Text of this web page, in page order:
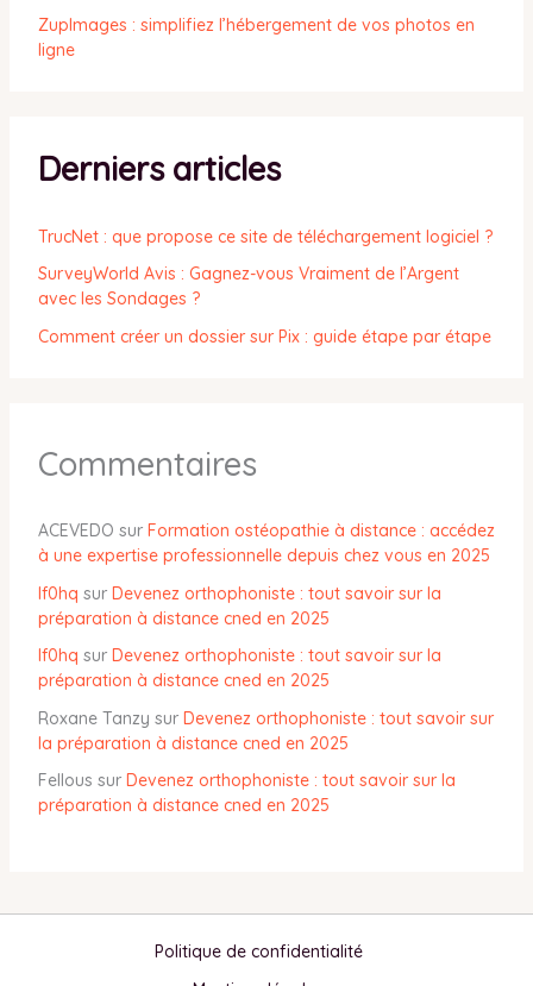
ZupImages : simplifiez l’hébergement de vos photos en
ligne
Derniers articles
TrucNet : que propose ce site de téléchargement logiciel ?
SurveyWorld Avis : Gagnez-vous Vraiment de l’Argent
avec les Sondages ?
Comment créer un dossier sur Pix : guide étape par étape
Commentaires
ACEVEDO sur Formation ostéopathie à distance : accédez
à une expertise professionnelle depuis chez vous en 2025
lf0hq sur Devenez orthophoniste : tout savoir sur la
préparation à distance cned en 2025
lf0hq sur Devenez orthophoniste : tout savoir sur la
préparation à distance cned en 2025
Roxane Tanzy sur Devenez orthophoniste : tout savoir sur
la préparation à distance cned en 2025
Fellous sur Devenez orthophoniste : tout savoir sur la
préparation à distance cned en 2025
Politique de confidentialité